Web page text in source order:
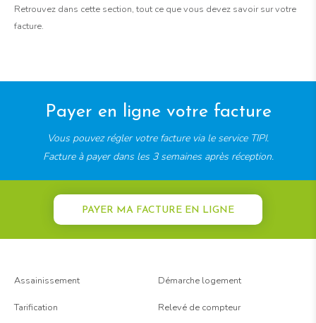
Retrouvez dans cette section, tout ce que vous devez savoir sur votre
facture.
Payer en ligne votre facture
Vous pouvez régler votre facture via le service TIPI.
Facture à payer dans les 3 semaines après réception.
PAYER MA FACTURE EN LIGNE
Assainissement
Tarification
Démarche logement
Relevé de compteur